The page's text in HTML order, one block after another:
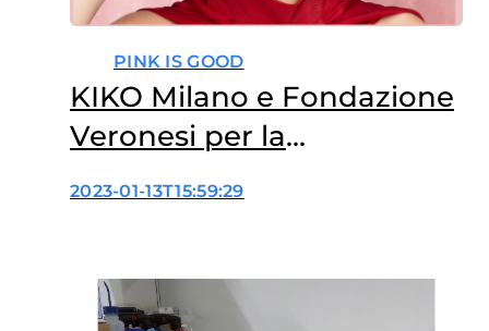
PINK IS GOOD
KIKO Milano e Fondazione
Veronesi per la
prevenzione dei tumori
2023-01-13T15:59:29